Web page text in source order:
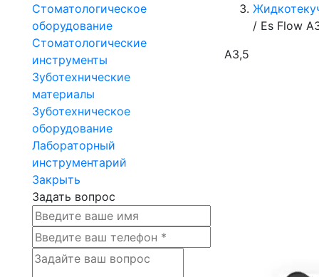
Стоматологическое
оборудование
Стоматологические
инструменты
Зуботехнические
материалы
Зуботехническое
оборудование
Лабораторный
инструментарий
Закрыть
Задать вопрос
/ Es Flow
А3,5